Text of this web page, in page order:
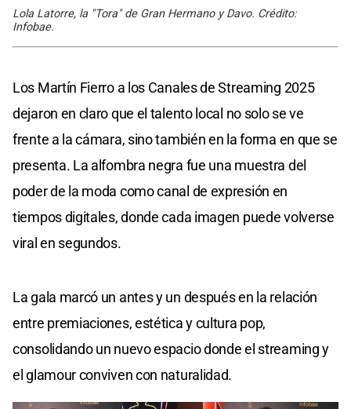
Lola Latorre, la "Tora" de Gran Hermano y Davo. Crédito:
Infobae.
Los Martín Fierro a los Canales de Streaming 2025
dejaron en claro que el talento local no solo se ve
frente a la cámara, sino también en la forma en que se
presenta. La alfombra negra fue una muestra del
poder de la moda como canal de expresión en
tiempos digitales, donde cada imagen puede volverse
viral en segundos.
La gala marcó un antes y un después en la relación
entre premiaciones, estética y cultura pop,
consolidando un nuevo espacio donde el streaming y
el glamour conviven con naturalidad.